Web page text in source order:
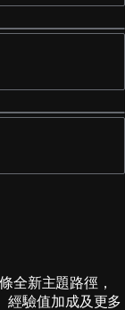
全新主題路徑，
經驗值加成及更多